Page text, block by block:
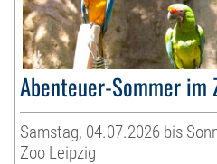
Abenteuer-Sommer im
Samstag, 04.07.2026 bis
Zoo Leipzig